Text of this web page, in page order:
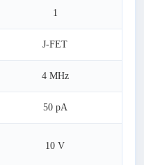
1
J-FET
4 MHz
50 pA
10 V